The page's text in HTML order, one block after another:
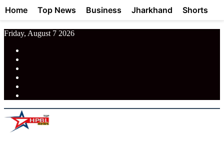
Friday, August 7 2026
Home Top News Business Jharkhand Shorts